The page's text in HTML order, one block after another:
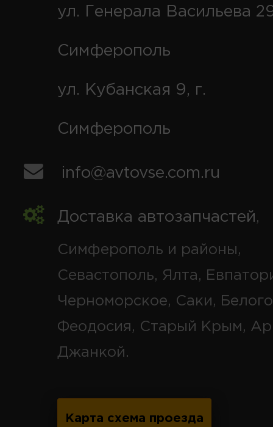
ул. Генерала Васильева
Симферополь
ул. Кубанская 9, г.
Симферополь
info@avtovse.com.ru
Доставка автозапчастей,
Симферополь и районы,
Севастополь, Ялта,
Черноморское, Саки,
Феодосия, Старый Крым,
Джанкой.
Карта схема проезда